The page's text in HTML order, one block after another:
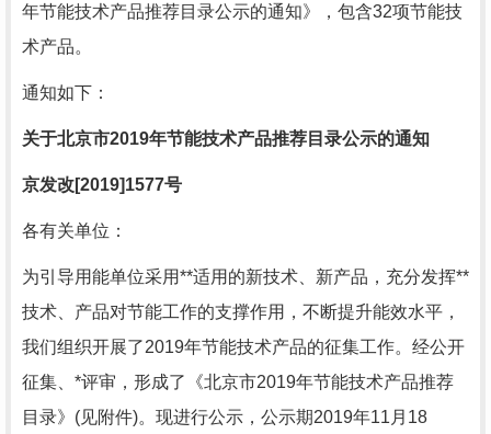
年节能技术产品推荐目录公示的通知》，包含32项节能技
术产品。
通知如下：
关于北京市2019年节能技术产品推荐目录公示的通知
京发改[2019]1577号
各有关单位：
为引导用能单位采用**适用的新技术、新产品，充分发挥**
技术、产品对节能工作的支撑作用，不断提升能效水平，
我们组织开展了2019年节能技术产品的征集工作。经公开
征集、*评审，形成了《北京市2019年节能技术产品推荐
目录》(见附件)。现进行公示，公示期2019年11月18